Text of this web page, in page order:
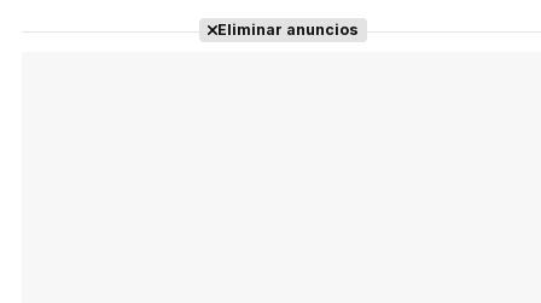
Eliminar anuncios